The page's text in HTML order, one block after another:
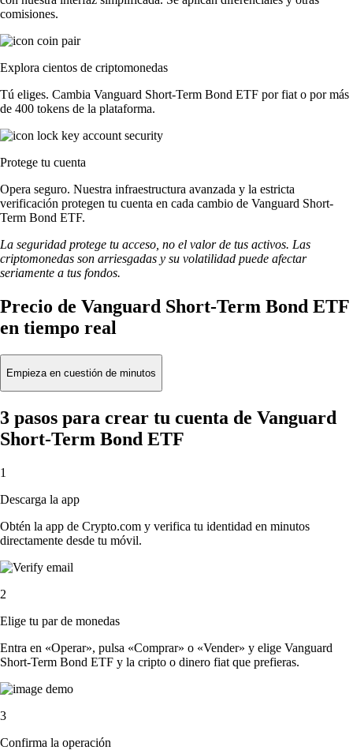
comisiones.
Explora cientos de criptomonedas
Tú eliges. Cambia Vanguard Short-Term Bond ETF por fiat o por más
de 400 tokens de la plataforma.
Protege tu cuenta
Opera seguro. Nuestra infraestructura avanzada y la estricta
verificación protegen tu cuenta en cada cambio de Vanguard Short-
Term Bond ETF.
La seguridad protege tu acceso, no el valor de tus activos. Las
criptomonedas son arriesgadas y su volatilidad puede afectar
seriamente a tus fondos.
Precio de Vanguard Short-Term Bond ETF
en tiempo real
Empieza en cuestión de minutos
3 pasos para crear tu cuenta de Vanguard
Short-Term Bond ETF
1
Descarga la app
Obtén la app de Crypto.com y verifica tu identidad en minutos
directamente desde tu móvil.
2
Elige tu par de monedas
Entra en «Operar», pulsa «Comprar» o «Vender» y elige Vanguard
Short-Term Bond ETF y la cripto o dinero fiat que prefieras.
3
Confirma la operación